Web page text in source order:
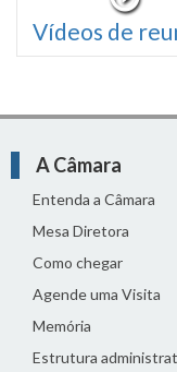
Vídeos de
A Câmara
Entenda a Câmara
Mesa Diretora
Como chegar
Agende uma Visita
Memória
Estrutura